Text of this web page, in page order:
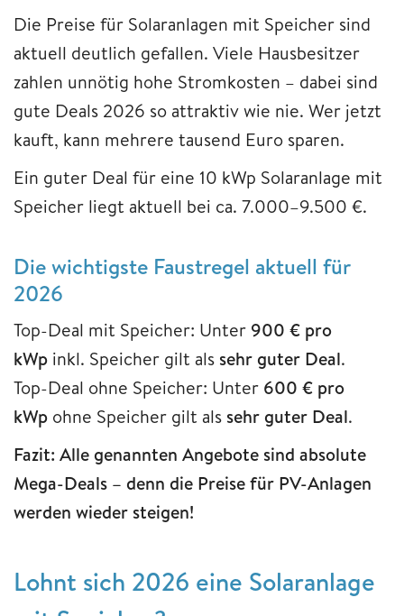
Die Preise für Solaranlagen mit Speicher sind
aktuell deutlich gefallen. Viele Hausbesitzer
zahlen unnötig hohe Stromkosten – dabei sind
gute Deals 2026 so attraktiv wie nie. Wer jetzt
kauft, kann mehrere tausend Euro sparen.
Ein guter Deal für eine 10 kWp Solaranlage mit
Speicher liegt aktuell bei ca. 7.000–9.500 €.
Die wichtigste Faustregel aktuell für
2026
Top-Deal mit Speicher: Unter 900 € pro
kWp inkl. Speicher gilt als sehr guter Deal.
Top-Deal ohne Speicher: Unter 600 € pro
kWp ohne Speicher gilt als sehr guter Deal.
Fazit: Alle genannten Angebote sind absolute
Mega-Deals – denn die Preise für PV-Anlagen
werden wieder steigen!
Lohnt sich 2026 eine Solaranlage